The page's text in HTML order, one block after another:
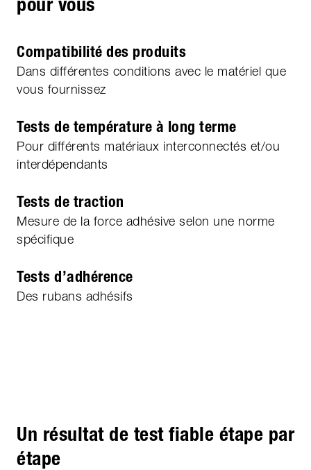
Compatibilité des produits
Dans différentes conditions avec le matériel que
vous fournissez
Tests de température à long terme
Pour différents matériaux interconnectés et/ou
interdépendants
Tests de traction
Mesure de la force adhésive selon une norme
spécifique
Tests d’adhérence
Des rubans adhésifs
Un résultat de test fiable étape par
étape